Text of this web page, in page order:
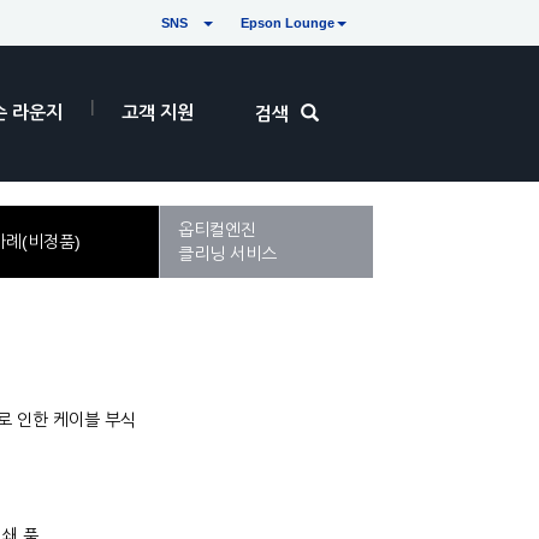
SNS Epson Lounge
라운지 고객 지원 검색
례(비정품)
옵티컬엔진
클리닝 서비스